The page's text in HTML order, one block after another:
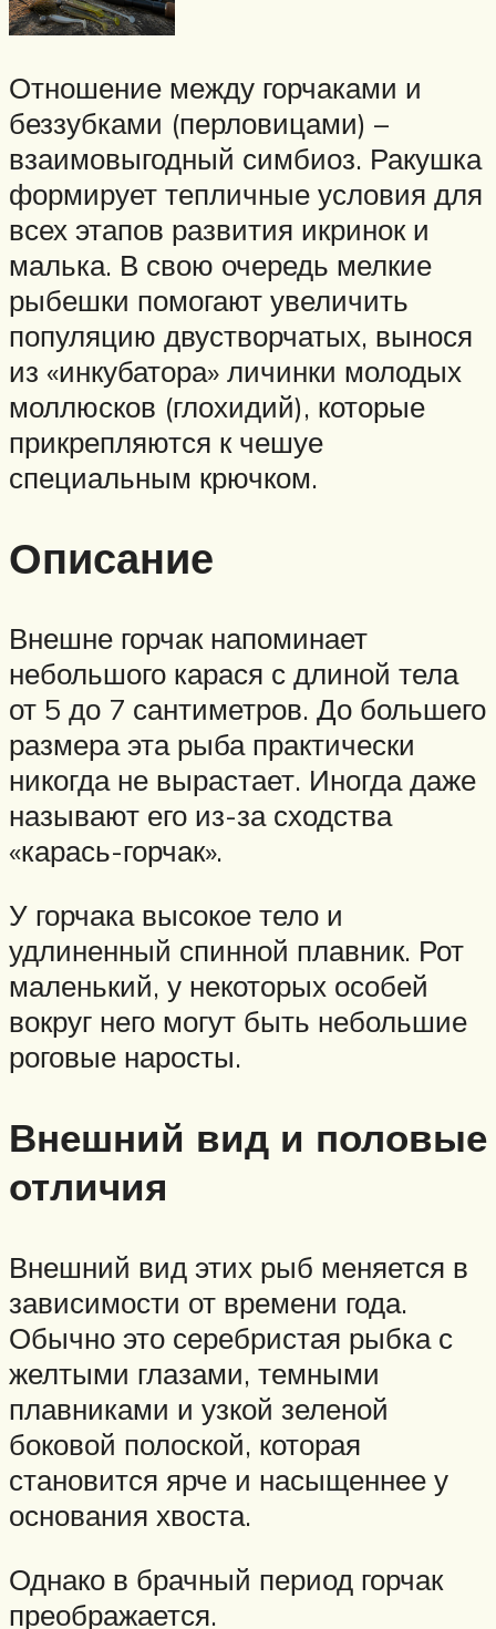
Отношение между горчаками и
беззубками (перловицами) –
взаимовыгодный симбиоз. Ракушка
формирует тепличные условия для
всех этапов развития икринок и
малька. В свою очередь мелкие
рыбешки помогают увеличить
популяцию двустворчатых, вынося
из «инкубатора» личинки молодых
моллюсков (глохидий), которые
прикрепляются к чешуе
специальным крючком.
Описание
Внешне горчак напоминает
небольшого карася с длиной тела
от 5 до 7 сантиметров. До большего
размера эта рыба практически
никогда не вырастает. Иногда даже
называют его из-за сходства
«карась-горчак».
У горчака высокое тело и
удлиненный спинной плавник. Рот
маленький, у некоторых особей
вокруг него могут быть небольшие
роговые наросты.
Внешний вид и половые
отличия
Внешний вид этих рыб меняется в
зависимости от времени года.
Обычно это серебристая рыбка с
желтыми глазами, темными
плавниками и узкой зеленой
боковой полоской, которая
становится ярче и насыщеннее у
основания хвоста.
Однако в брачный период горчак
преображается.